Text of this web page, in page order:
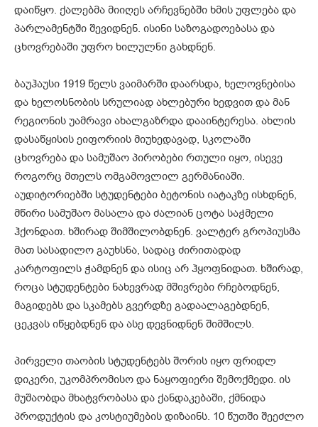
დაიწყო. ქალებმა მიიღეს არჩევნებში ხმის უფლება და
პარლამენტში შევიდნენ. ისინი საზოგადოებასა და
ცხოვრებაში უფრო ხილულნი გახდნენ.
ბაუჰაუსი 1919 წელს ვაიმარში დაარსდა, ხელოვნებისა
და ხელოსნობის სრულიად ახლებური ხედვით და მან
რეგიონის უამრავი ახალგაზრდა დააინტერესა. ახლის
დასაწყისის ეიფორიის მიუხედავად, სკოლაში
ცხოვრება და სამუშაო პირობები რთული იყო, ისევე
როგორც მთელს ომგამოვლილ გერმანიაში.
აუდიტორიებში სტუდენტები ბეტონის იატაკზე ისხდნენ,
მწირი სამუშაო მასალა და ძალიან ცოტა საჭმელი
ჰქონდათ. ხშირად შიმშილობდნენ. ვალტერ გროპიუსმა
მათ სასადილო გაუხსნა, სადაც ძირითადად
კარტოფილს ჭამდნენ და ისიც არ ჰყოფნიდათ. ხშირად,
როცა სტუდენტები ნახევრად მშივრები რჩებოდნენ,
მაგიდებს და სკამებს გვერდზე გადაალაგებდნენ,
ცეკვას იწყებდნენ და ასე დევნიდნენ შიმშილს.
პირველი თაობის სტუდენტებს შორის იყო ფრიდლ
დიკერი, უკომპრომისო და ნაყოფიერი შემოქმედი. ის
მუშაობდა მხატვრობასა და ქანდაკებაში, ქმნიდა
პროდუქტის და კოსტიუმების დიზაინს. 10 წუთში შეეძლო